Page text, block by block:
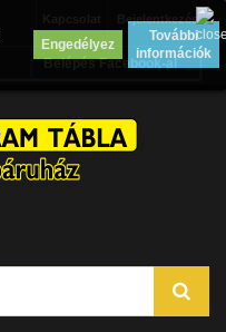
Bejelentkezés
Belépés Facebook-al
Engedélyez
További
információk